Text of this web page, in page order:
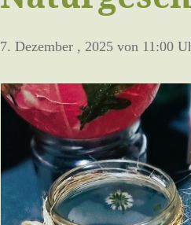
7. Dezember , 2025 von 11:00